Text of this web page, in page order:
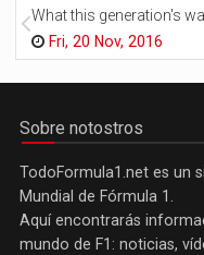
What this generation's
Fri, 20 Nov, 2016
Sobre notostros
TodoFormula1.net es un
Mundial de Fórmula 1.
Aquí encontrarás
mundo de F1: noticias,